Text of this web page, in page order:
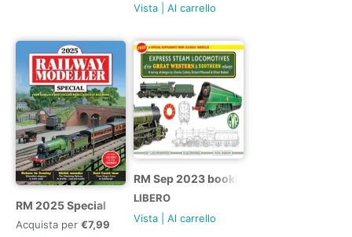
Vista
Al carrello
RM 2025 Special
Acquista per €7,99
RM Sep 2023 booklet
LIBERO
Vista
Al carrello